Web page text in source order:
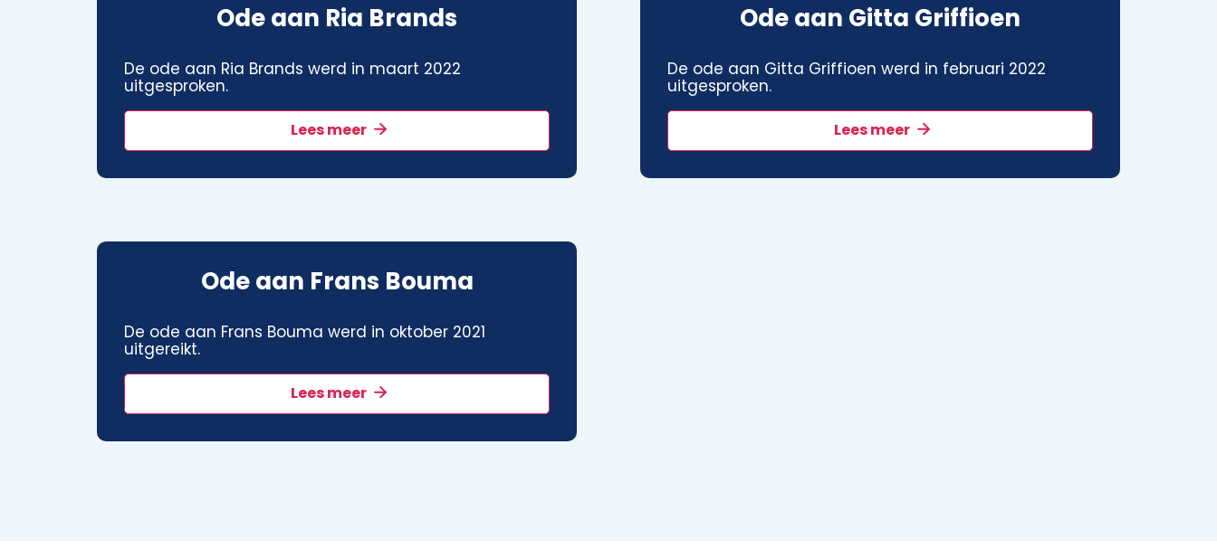
Ode aan Ria Brands
De ode aan Ria Brands werd in maart 2022
uitgesproken.
Lees meer
Ode aan Gitta Griffioen
De ode aan Gitta Griffioen werd in februari 2022
uitgesproken.
Lees meer
Ode aan Frans Bouma
De ode aan Frans Bouma werd in oktober 2021
uitgereikt.
Lees meer